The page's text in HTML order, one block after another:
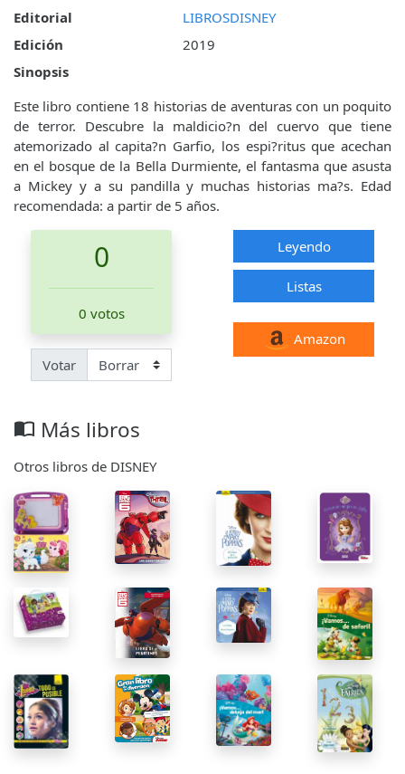
Editorial
LIBROSDISNEY
Edición
2019
Sinopsis
Este libro contiene 18 historias de aventuras con un poquito
de terror. Descubre la maldicio?n del cuervo que tiene
atemorizado al capita?n Garfio, los espi?ritus que acechan
en el bosque de la Bella Durmiente, el fantasma que asusta
a Mickey y a su pandilla y muchas historias ma?s. Edad
recomendada: a partir de 5 años.
0
0 votos
Votar
Leyendo
Listas
Amazon
import_contacts Más libros
Otros libros de DISNEY